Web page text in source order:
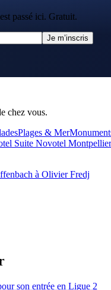
passé ici. Gratuit.
Je m’inscris
chez vous.
Plages & Mer
Suite Novotel
à Olivier Fredj
son entrée en Ligue 2